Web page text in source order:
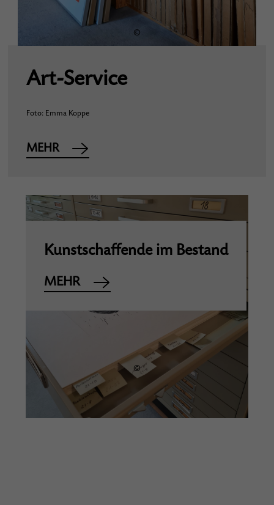
©
Art-Service
Foto: Emma Koppe
MEHR
©
Kunstschaffende im Bestand
MEHR